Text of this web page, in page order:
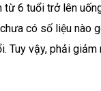
từ 6 tuổi trở lên
có số liệu nào
Tuy vậy, phải